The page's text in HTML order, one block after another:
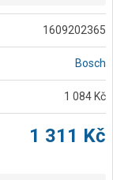
1609202365
Bosch
1 084 Kč
1 311 Kč